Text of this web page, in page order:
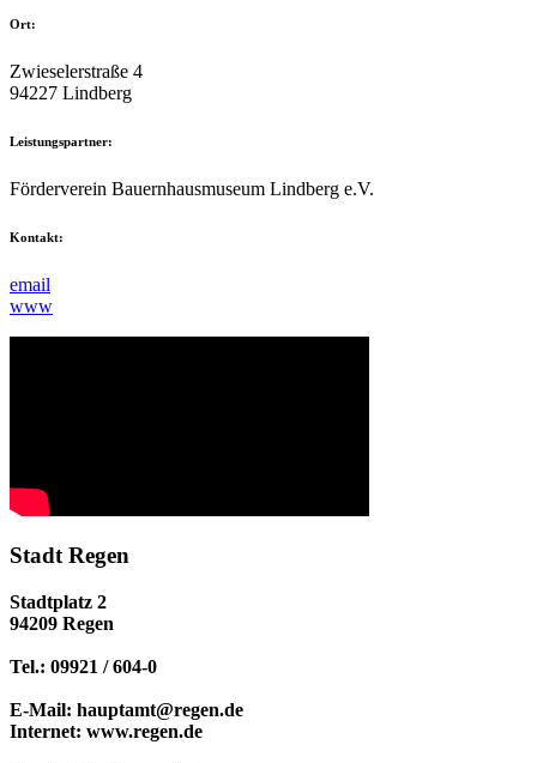
Ort:
Zwieselerstraße 4
94227 Lindberg
Leistungspartner:
Förderverein Bauernhausmuseum Lindberg e.V.
Kontakt:
email
www
Stadt Regen
Stadtplatz 2
94209 Regen
Tel.: 09921 / 604-0
E-Mail: hauptamt@regen.de
Internet: www.regen.de